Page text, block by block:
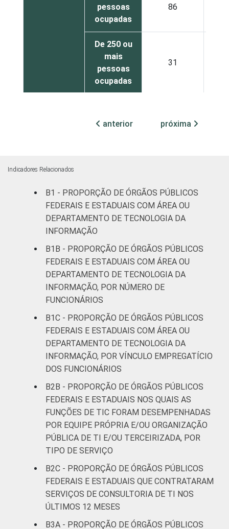
pessoas
ocupadas
86
De 250 ou
mais
pessoas
ocupadas
31
estaduais que declararam ter área ou
anterior próxima
Indicadores Relacionados
B1 - PROPORÇÃO DE ÓRGÃOS PÚBLICOS
FEDERAIS E ESTADUAIS COM ÁREA OU
DEPARTAMENTO DE TECNOLOGIA DA
INFORMAÇÃO
B1B - PROPORÇÃO DE ÓRGÃOS PÚBLICOS
FEDERAIS E ESTADUAIS COM ÁREA OU
DEPARTAMENTO DE TECNOLOGIA DA
INFORMAÇÃO, POR NÚMERO DE
FUNCIONÁRIOS
B1C - PROPORÇÃO DE ÓRGÃOS PÚBLICOS
FEDERAIS E ESTADUAIS COM ÁREA OU
DEPARTAMENTO DE TECNOLOGIA DA
INFORMAÇÃO, POR VÍNCULO EMPREGATÍCIO
DOS FUNCIONÁRIOS
B2B - PROPORÇÃO DE ÓRGÃOS PÚBLICOS
FEDERAIS E ESTADUAIS NOS QUAIS AS
FUNÇÕES DE TIC FORAM DESEMPENHADAS
POR EQUIPE PRÓPRIA E/OU ORGANIZAÇÃO
PÚBLICA DE TI E/OU TERCEIRIZADA, POR
TIPO DE SERVIÇO
B2C - PROPORÇÃO DE ÓRGÃOS PÚBLICOS
FEDERAIS E ESTADUAIS QUE CONTRATARAM
SERVIÇOS DE CONSULTORIA DE TI NOS
ÚLTIMOS 12 MESES
B3A - PROPORÇÃO DE ÓRGÃOS PÚBLICOS